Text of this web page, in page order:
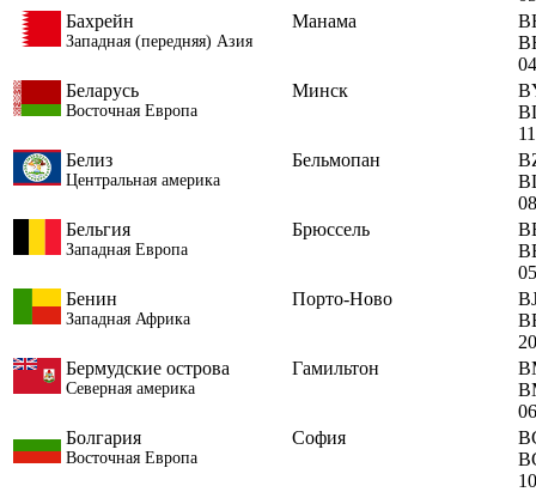
Бахрейн
Западная (передняя) Азия
Манама
Беларусь
Восточная Европа
Минск
Белиз
Центральная америка
Бельмопан
Бельгия
Западная Европа
Брюссель
Бенин
Западная Африка
Порто-Ново
Бермудские острова
Северная америка
Гамильтон
Болгария
Восточная Европа
София